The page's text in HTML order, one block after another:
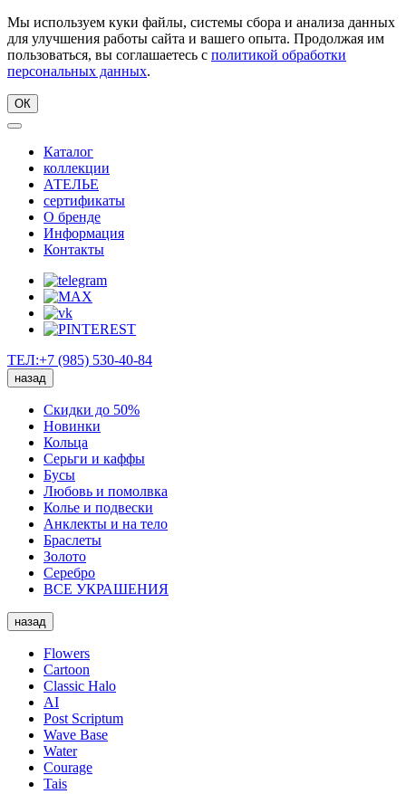
Мы используем куки файлы, системы сбора и анализа данных
для улучшения работы сайта и вашего опыта. Продолжая им
пользоваться, вы соглашаетесь с политикой обработки
персональных данных.
ОК
Каталог
коллекции
АТЕЛЬЕ
сертификаты
О бренде
Информация
Контакты
ТЕЛ:+7 (985) 530-40-84
назад
Скидки до 50%
Новинки
Кольца
Серьги и каффы
Бусы
Любовь и помолвка
Колье и подвески
Анклекты и на тело
Браслеты
Золото
Серебро
ВСЕ УКРАШЕНИЯ
назад
Flowers
Cartoon
Classic Halo
AI
Post Scriptum
Wave Base
Water
Courage
Tais